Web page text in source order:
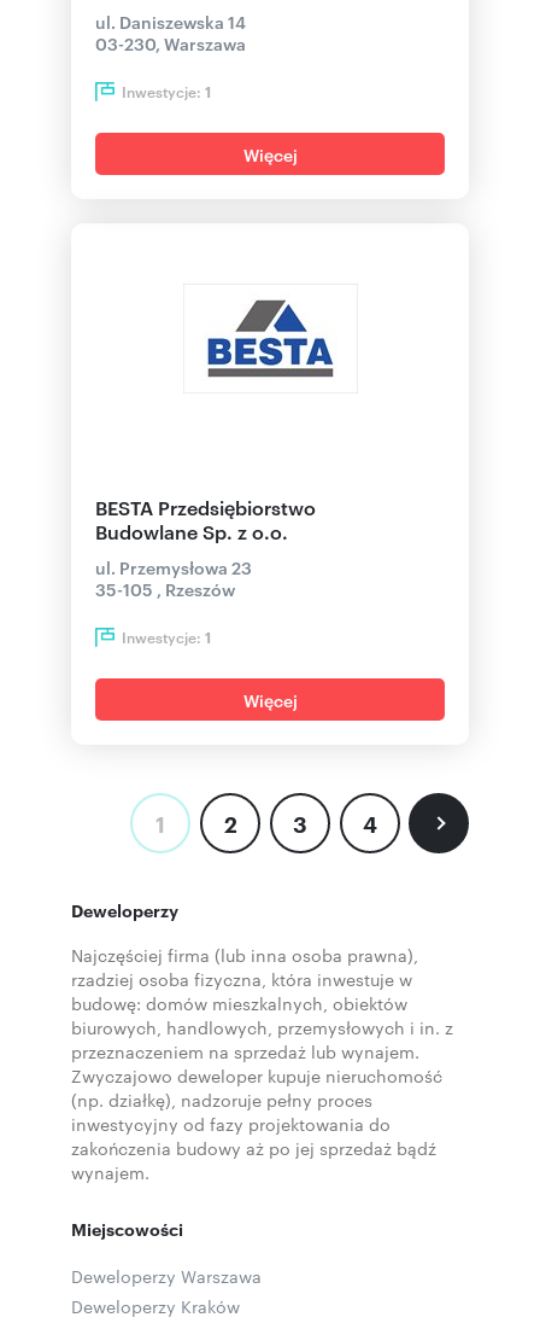
ul. Daniszewska 14
03-230, Warszawa
Inwestycje: 1
Więcej
BESTA Przedsiębiorstwo
Budowlane Sp. z o.o.
ul. Przemysłowa 23
35-105 , Rzeszów
Inwestycje: 1
Więcej
1 2 3 4
Deweloperzy
Najczęściej firma (lub inna osoba prawna),
rzadziej osoba fizyczna, która inwestuje w
budowę: domów mieszkalnych, obiektów
biurowych, handlowych, przemysłowych i in. z
przeznaczeniem na sprzedaż lub wynajem.
Zwyczajowo deweloper kupuje nieruchomość
(np. działkę), nadzoruje pełny proces
inwestycyjny od fazy projektowania do
zakończenia budowy aż po jej sprzedaż bądź
wynajem.
Miejscowości
Deweloperzy Warszawa
Deweloperzy Kraków